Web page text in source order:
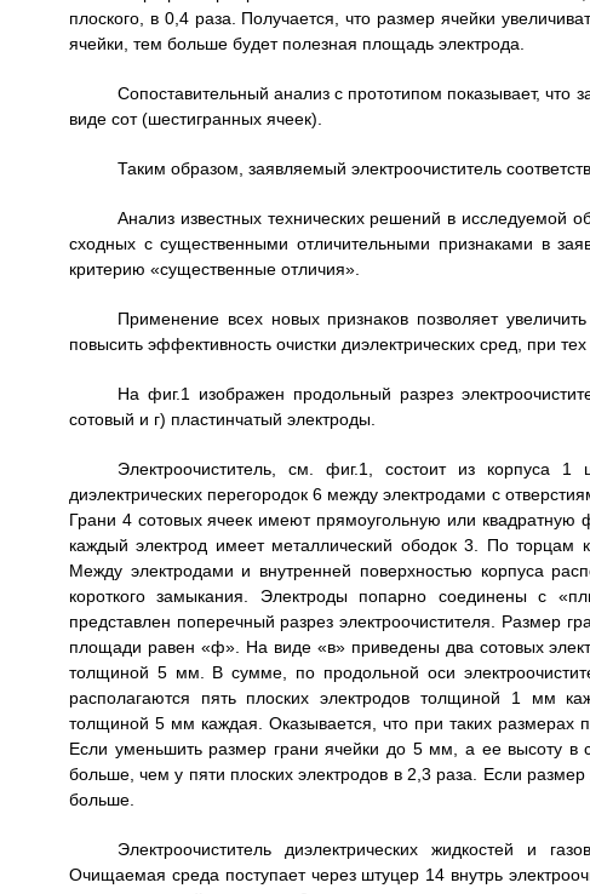
плоского, в 0,4 раза. Получается, что размер ячейки
ячейки, тем больше будет полезная площадь электрода.
Сопоставительный анализ с прототипом показывает, что
виде сот (шестигранных ячеек).
Таким образом, заявляемый электроочиститель
Анализ известных технических решений в исследуемой
сходных с существенными отличительными признаками в
критерию «существенные отличия».
Применение всех новых признаков позволяет
повысить эффективность очистки диэлектрических сред, при
На фиг.1 изображен продольный разрез
сотовый и г) пластинчатый электроды.
Электроочиститель, см. фиг.1, состоит из корпуса
диэлектрических перегородок 6 между электродами с
Грани 4 сотовых ячеек имеют прямоугольную или
каждый электрод имеет металлический ободок 3. По
Между электродами и внутренней поверхностью корпуса
короткого замыкания. Электроды попарно соединены с
представлен поперечный разрез электроочистителя. Размер
площади равен «ф». На виде «в» приведены два сотовых
толщиной 5 мм. В сумме, по продольной оси
располагаются пять плоских электродов толщиной 1 мм
толщиной 5 мм каждая. Оказывается, что при таких размерах
Если уменьшить размер грани ячейки до 5 мм, а ее высоту в
больше, чем у пяти плоских электродов в 2,3 раза. Если
больше.
Электроочиститель диэлектрических жидкостей и
Очищаемая среда поступает через штуцер 14 внутрь